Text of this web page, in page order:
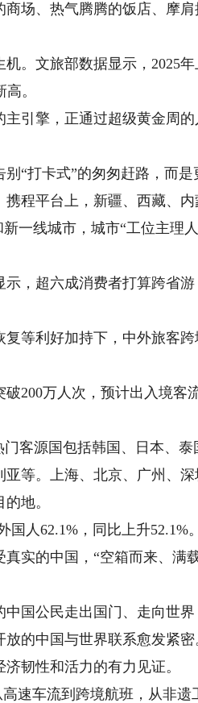
、热气腾腾的饭店、摩肩
文旅部数据显示，2025年
。
引擎，正通过超级黄金周的
打卡式”的匆匆赶路，而是
程平台上，新疆、西藏、
一线城市，城市“工位主理
，超六成消费者打算跨省游
利好加持下，中外旅客跨
万人次，预计出入境客
源国包括韩国、日本、泰
等。上海、北京、广州、
地。
人62.1%，同比上升52.1%
实的中国，“空箱而来、满
国公民走出国门、走向世界
的中国与世界联系愈发紧密
韧性和活力的有力见证。
车流到跨境航班，从非遗